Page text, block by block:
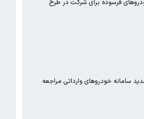
فرسوده برای شرکت در طرح
سامانه خودروهای وارداتی مراجعه